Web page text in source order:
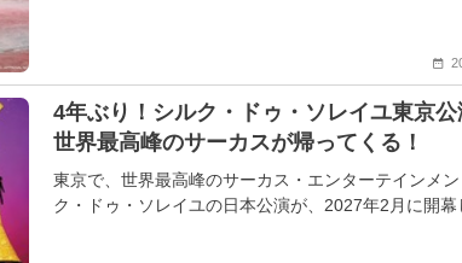
4年ぶり！シルク・ドゥ・ソレイユ東京
世界最高峰のサーカスが帰ってくる！
東京で、世界最高峰のサーカス・エンターテインメ
ク・ドゥ・ソレイユの日本公演が、2027年2月に開幕